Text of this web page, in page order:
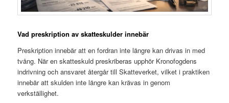
Vad preskription av skatteskulder innebär
Preskription innebär att en fordran inte längre kan drivas in med
tvång. När en skatteskuld preskriberas upphör Kronofogdens
indrivning och ansvaret återgår till Skatteverket, vilket i praktiken
innebär att skulden inte längre kan krävas in genom
verkställighet.